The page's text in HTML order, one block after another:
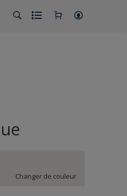
Changer de couleur